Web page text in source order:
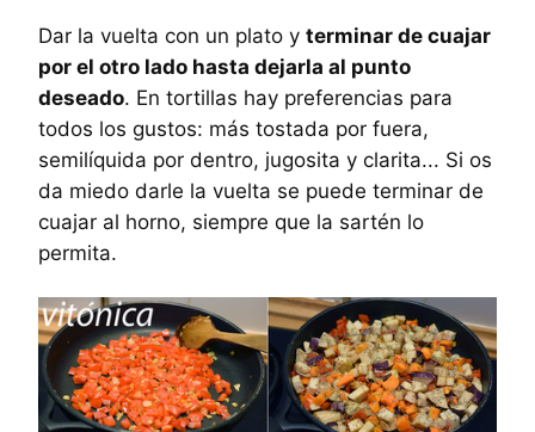
Dar la vuelta con un plato y terminar de cuajar
por el otro lado hasta dejarla al punto
deseado. En tortillas hay preferencias para
todos los gustos: más tostada por fuera,
semilíquida por dentro, jugosita y clarita... Si os
da miedo darle la vuelta se puede terminar de
cuajar al horno, siempre que la sartén lo
permita.